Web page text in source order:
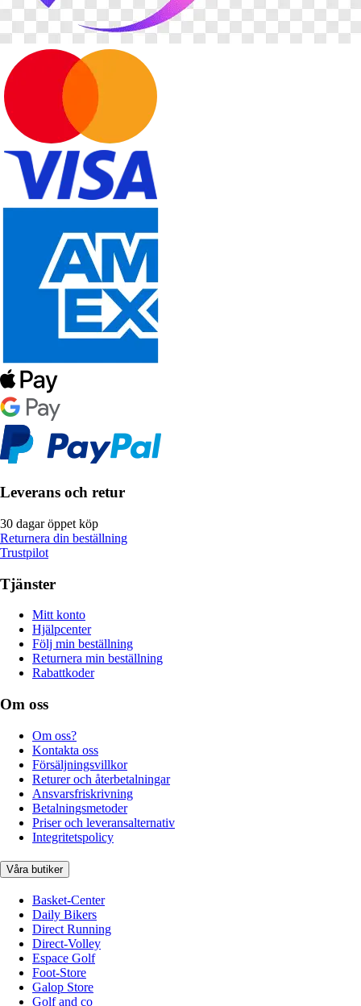
Leverans och retur
30 dagar öppet köp
Returnera din beställning
Trustpilot
Tjänster
Mitt konto
Hjälpcenter
Följ min beställning
Returnera min beställning
Rabattkoder
Om oss
Om oss?
Kontakta oss
Försäljningsvillkor
Returer och återbetalningar
Ansvarsfriskrivning
Betalningsmetoder
Priser och leveransalternativ
Integritetspolicy
Våra butiker
Basket-Center
Daily Bikers
Direct Running
Direct-Volley
Espace Golf
Foot-Store
Galop Store
Golf and co